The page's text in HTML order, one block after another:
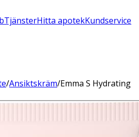
TjänsterHitta apotekKundservice
/Ansiktskräm/Emma S Hydrating